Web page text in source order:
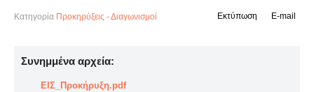
Κατηγορία Προκηρύξεις - Διαγωνισμοί E-mail
Εκτύπωση
Συνημμένα αρχεία:
ΕΙΣ_Προκήρυξη.pdf